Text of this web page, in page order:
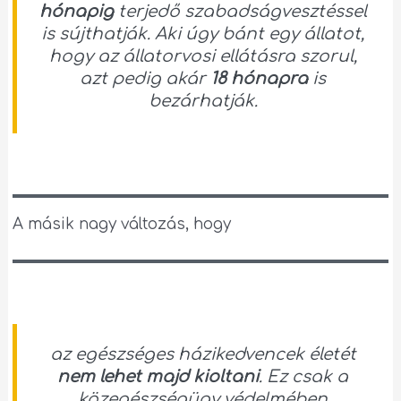
hónapigterjedő szabadságvesztéssel
is sújthatják. Aki úgy bánt egy állatot,
hogy az állatorvosi ellátásra szorul,
azt pedig akár 18 hónaprais
bezárhatják.
A másik nagy változás, hogy
az egészséges házikedvencek életét
nem lehet majd kioltani. Ez csak a